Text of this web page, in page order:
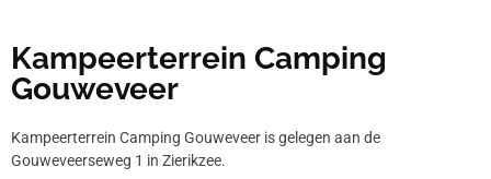
Kampeerterrein Camping
Gouweveer
Kampeerterrein Camping Gouweveer is gelegen aan de
Gouweveerseweg 1 in Zierikzee.